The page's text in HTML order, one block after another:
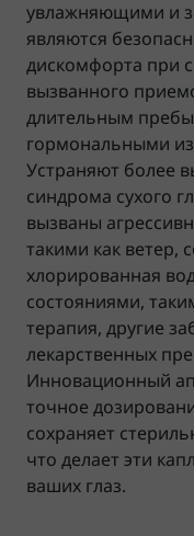
увлажняющими и
являются
дискомфорта при
вызванного
длительным
гормональными
Устраняют более
синдрома сухого
вызваны
такими как ветер,
хлорированная
состояниями,
терапия, другие
лекарственных
Инновационный
точное
сохраняет
что делает эти
ваших глаз.